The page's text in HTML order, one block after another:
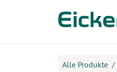
Alle Produkte